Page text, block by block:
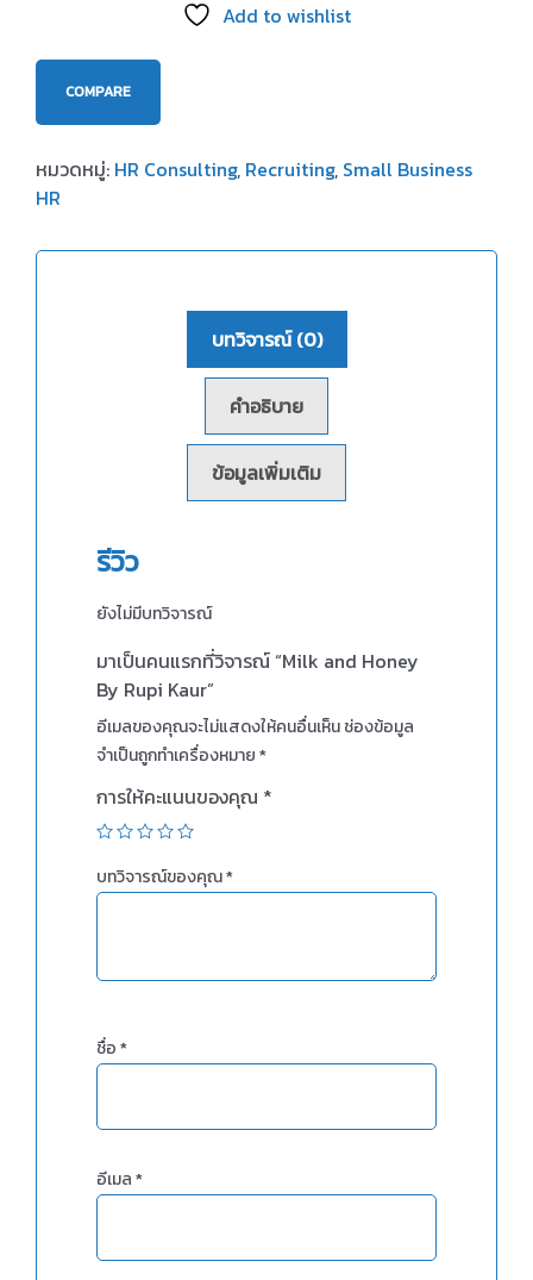
Add to wishlist
COMPARE
หมวดหมู่: HR Consulting, Recruiting, Small Business
HR
บทวิจารณ์ (0)
คำอธิบาย
ข้อมูลเพิ่มเติม
รีวิว
ยังไม่มีบทวิจารณ์
มาเป็นคนแรกที่วิจารณ์ “Milk and Honey
By Rupi Kaur”
อีเมลของคุณจะไม่แสดงให้คนอื่นเห็นช่องข้อมูล
จำเป็นถูกทำเครื่องหมาย*
การให้คะแนนของคุณ *
บทวิจารณ์ของคุณ*
ชื่อ*
อีเมล*